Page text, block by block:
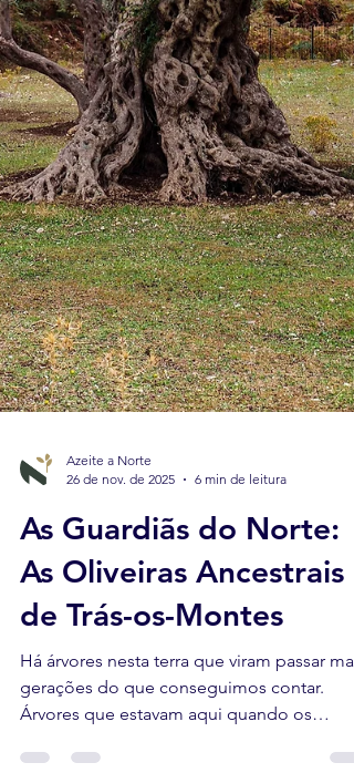
Azeite a Norte
26 de nov. de 2025
6 min de leitura
As Guardiãs do Norte:
As Oliveiras Ancestrais
de Trás-os-Montes
Há árvores nesta terra que viram passar